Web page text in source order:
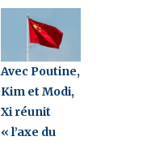
Avec Poutine,
Kim et Modi,
Xi réunit
« l’axe du